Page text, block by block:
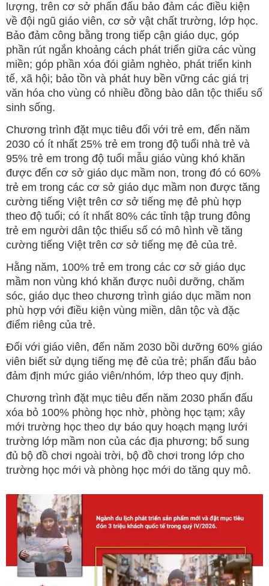
lượng, trên cơ sở phấn đấu bảo đảm các điều kiện
về đội ngũ giáo viên, cơ sở vật chất trường, lớp học.
Bảo đảm công bằng trong tiếp cận giáo dục, góp
phần rút ngắn khoảng cách phát triển giữa các vùng
miền; góp phần xóa đói giảm nghèo, phát triển kinh
tế, xã hội; bảo tồn và phát huy bền vững các giá trị
văn hóa cho vùng có nhiều đồng bào dân tộc thiểu số
sinh sống.
Chương trình đặt mục tiêu đối với trẻ em, đến năm
2030 có ít nhất 25% trẻ em trong độ tuổi nhà trẻ và
95% trẻ em trong độ tuổi mẫu giáo vùng khó khăn
được đến cơ sở giáo dục mầm non, trong đó có 60%
trẻ em trong các cơ sở giáo dục mầm non được tăng
cường tiếng Việt trên cơ sở tiếng mẹ đẻ phù hợp
theo độ tuổi; có ít nhất 80% các tỉnh tập trung đông
trẻ em người dân tộc thiểu số có mô hình về tăng
cường tiếng Việt trên cơ sở tiếng mẹ đẻ của trẻ.
Hằng năm, 100% trẻ em trong các cơ sở giáo dục
mầm non vùng khó khăn được nuôi dưỡng, chăm
sóc, giáo dục theo chương trình giáo dục mầm non
phù hợp với điều kiện vùng miền, dân tộc và đặc
điểm riêng của trẻ.
Đối với giáo viên, đến năm 2030 bồi dưỡng 60% giáo
viên biết sử dụng tiếng mẹ đẻ của trẻ; phấn đấu bảo
đảm định mức giáo viên/nhóm, lớp theo quy định.
Chương trình đặt mục tiêu đến năm 2030 phấn đấu
xóa bỏ 100% phòng học nhờ, phòng học tạm; xây
mới trường học theo dự báo quy hoạch mạng lưới
trường lớp mầm non của các địa phương; bổ sung
đủ bộ đồ chơi ngoài trời, bộ đồ chơi trong lớp cho
trường học mới và phòng học mới do tăng quy mô.